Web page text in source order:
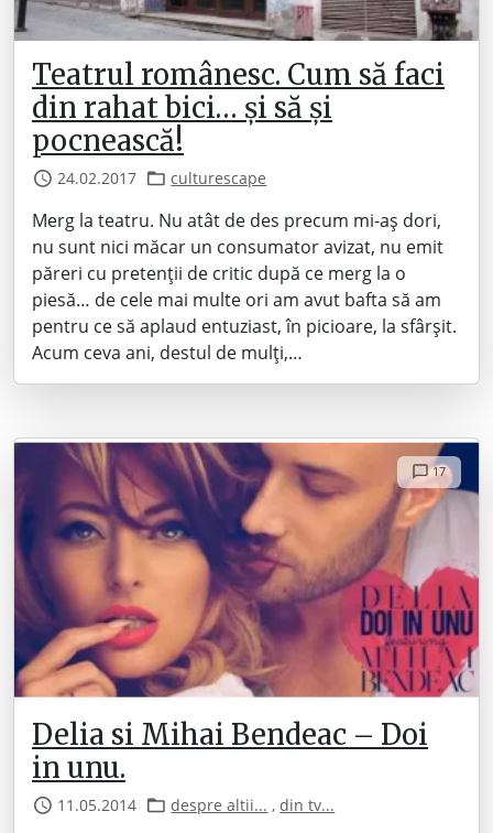
Teatrul românesc. Cum să faci
din rahat bici… și să și
pocnească!
24.02.2017 culturescape
Merg la teatru. Nu atât de des precum mi-aș dori,
nu sunt nici măcar un consumator avizat, nu emit
păreri cu pretenții de critic după ce merg la o
piesă… de cele mai multe ori am avut bafta să am
pentru ce să aplaud entuziast, în picioare, la sfârșit.
Acum ceva ani, destul de mulți,…
17
Delia si Mihai Bendeac – Doi
in unu.
11.05.2014 despre altii... ,din tv...